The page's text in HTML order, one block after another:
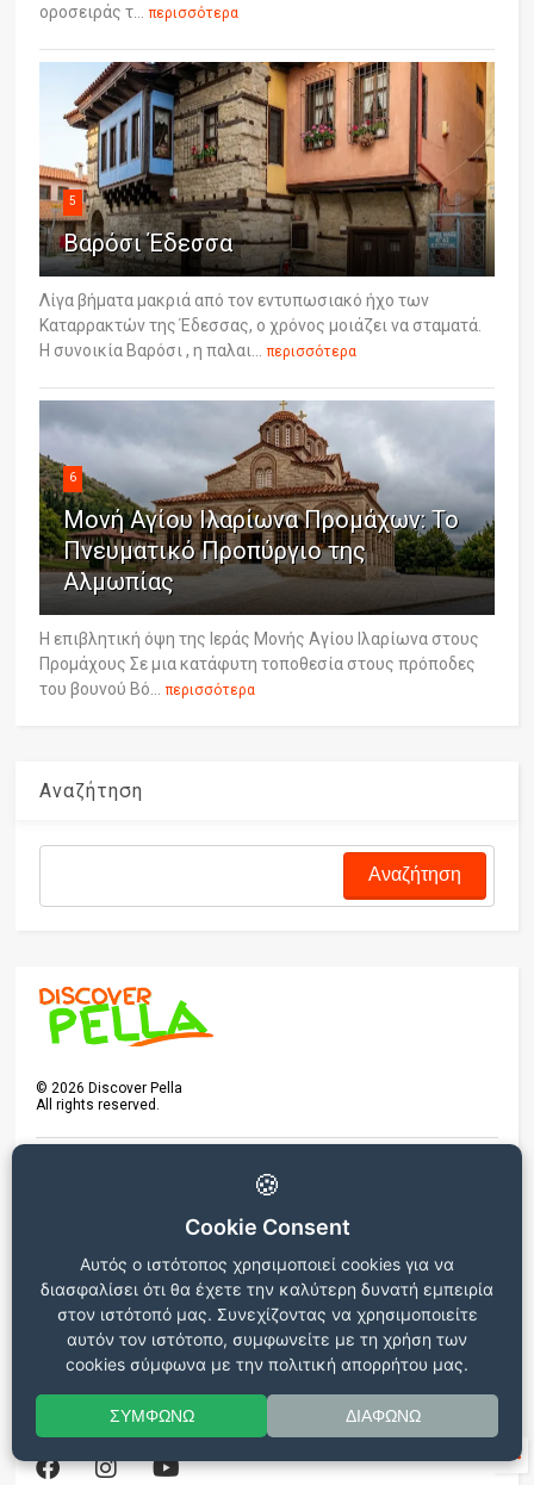
🍪
Cookie Consent
Αυτός ο ιστότοπος χρησιμοποιεί cookies για να
διασφαλίσει ότι θα έχετε την καλύτερη δυνατή εμπειρία
στον ιστότοπό μας. Συνεχίζοντας να χρησιμοποιείτε
αυτόν τον ιστότοπο, συμφωνείτε με τη χρήση των
cookies σύμφωνα με την πολιτική απορρήτου μας.
ΣΥΜΦΩΝΩ ΔΙΑΦΩΝΩ
οροσειράς τ...
περισσότερα
5
Βαρόσι Έδεσσα
Λίγα βήματα μακριά από τον εντυπωσιακό ήχο των
Καταρρακτών της Έδεσσας, ο χρόνος μοιάζει να σταματά.
Η συνοικία Βαρόσι , η παλαι...
περισσότερα
6
Μονή Αγίου Ιλαρίωνα Προμάχων: Το
Πνευματικό Προπύργιο της
Αλμωπίας
Η επιβλητική όψη της Ιεράς Μονής Αγίου Ιλαρίωνα στους
Προμάχους Σε μια κατάφυτη τοποθεσία στους πρόποδες
του βουνού Βό...
περισσότερα
Αναζήτηση
© 2026 Discover Pella
All rights reserved.
Γράψανε για εμάς Γίνε ρεπόρτερ στην πόλη σου
Όροι και Προϋποθέσεις
Διαγωνισμών
Πολιτική Απορρήτου
Beta version
Ο ιστότοπος βρίσκεται σε δοκιμαστική λειτουργία, για
οποιεσδήποτε παρατηρήσεις ή προβλήματα επικοινωνήστε στο
info@discoverpella.gr